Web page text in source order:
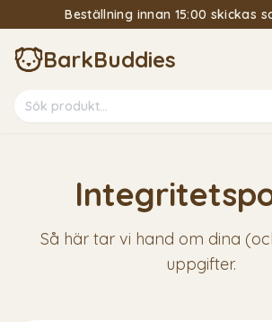
Beställning innan 15:00 skickas
15% Välkomstrabatt om du följer
BarkBuddies
Så här tar vi hand om dina
uppgifter.